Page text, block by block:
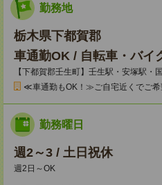
勤務地
栃木県下都賀郡
車通勤OK / 自転車・バイ
【下都賀郡壬生町】壬生駅・安塚駅・
≪車通勤もOK！≫ご自宅近くでご希
勤務曜日
週2～3 / 土日祝休
週2日～OK